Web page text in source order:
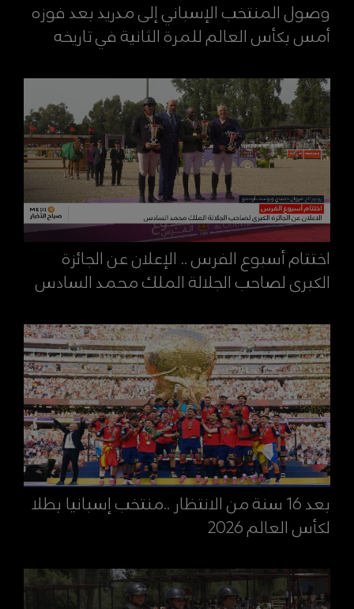
وصول المنتخب الإسباني إلى مدريد بعد فوزه
أمس بكأس العالم للمرة الثانية في تاريخه
اختتام أسبوع الفرس .. الإعلان عن الجائزة
الكبرى لصاحب الجلالة الملك محمد السادس
بعد 16 سنة من الانتظار ..منتخب إسبانيا بطلا
لكأس العالم 2026